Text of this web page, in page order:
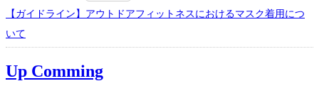
【ガイドライン】アウトドアフィットネスにおけるマスク着用につ
いて
Up Comming